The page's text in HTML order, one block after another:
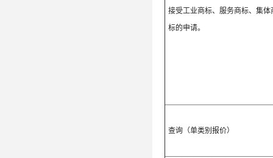
接受工业商标、服务商标、集体
标的申请。
查询（单类别报价）